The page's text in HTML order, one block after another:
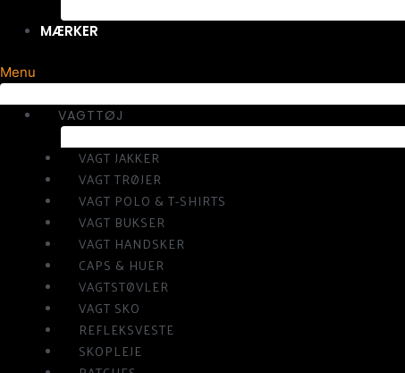
MÆRKER
Menu
VAGTTØJ
VAGT JAKKER
VAGT TRØJER
VAGT POLO & T-SHIRTS
VAGT BUKSER
VAGT HANDSKER
CAPS & HUER
VAGTSTØVLER
VAGT SKO
REFLEKSVESTE
SKOPLEJE